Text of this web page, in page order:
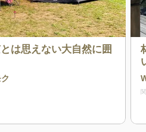
は思えない大自然に囲